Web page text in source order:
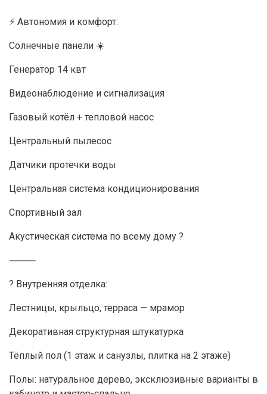
⚡ Автономия и комфорт:
Солнечные панели ☀️
Генератор 14 квт
Видеонаблюдение и сигнализация
Газовый котёл + тепловой насос
Центральный пылесос
Датчики протечки воды
Центральная система кондиционирования
Спортивный зал
Акустическая система по всему дому ?
⸻
? Внутренняя отделка:
Лестницы, крыльцо, терраса — мрамор
Декоративная структурная штукатурка
Тёплый пол (1 этаж и санузлы, плитка на 2 этаже)
Полы: натуральное дерево, эксклюзивные варианты в